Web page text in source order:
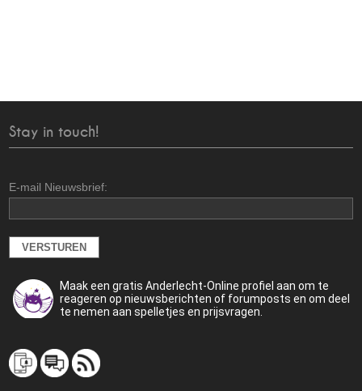
Stay in touch!
E-mail Nieuwsbrief:
Maak een gratis Anderlecht-Online profiel aan om te
reageren op nieuwsberichten of forumposts en om deel
te nemen aan spelletjes en prijsvragen.